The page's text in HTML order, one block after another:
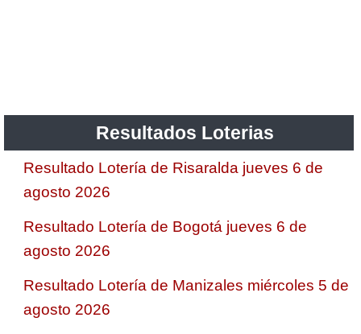
Resultados Loterias
Resultado Lotería de Risaralda jueves 6 de
agosto 2026
Resultado Lotería de Bogotá jueves 6 de
agosto 2026
Resultado Lotería de Manizales miércoles 5 de
agosto 2026